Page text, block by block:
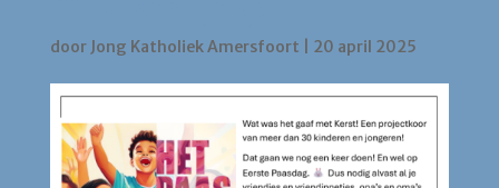
door Jong Katholiek Amersfoort 20 april 2025